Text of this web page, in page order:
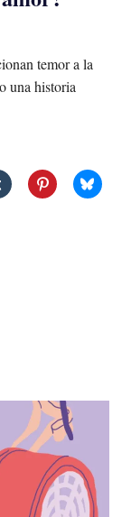
temor a la
una historia